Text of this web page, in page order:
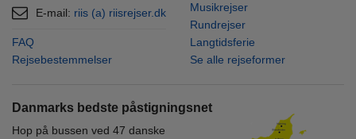
E-mail: riis (a) riisrejser.dk
FAQ
Rejsebestemmelser
Musikrejser
Rundrejser
Langtidsferie
Se alle rejseformer
Danmarks bedste påstigningsnet
Hop på bussen ved 47 danske